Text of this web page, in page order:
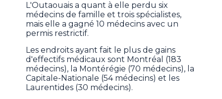
L'Outaouais a quant à elle perdu six
médecins de famille et trois spécialistes,
mais elle a gagné 10 médecins avec un
permis restrictif.
Les endroits ayant fait le plus de gains
d'effectifs médicaux sont Montréal (183
médecins), la Montérégie (70 médecins), la
Capitale-Nationale (54 médecins) et les
Laurentides (30 médecins).